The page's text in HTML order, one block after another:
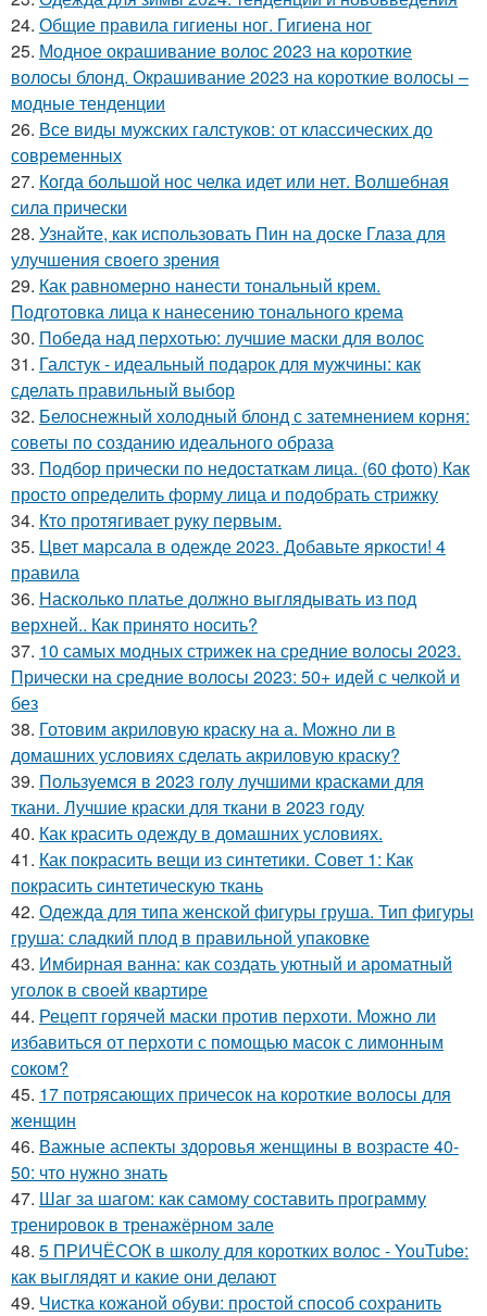
24. Общие правила гигиены ног. Гигиена ног
25. Модное окрашивание волос 2023 на короткие
волосы блонд. Окрашивание 2023 на короткие волосы –
модные тенденции
26. Все виды мужских галстуков: от классических до
современных
27. Когда большой нос челка идет или нет. Волшебная
сила прически
28. Узнайте, как использовать Пин на доске Глаза для
улучшения своего зрения
29. Как равномерно нанести тональный крем.
Подготовка лица к нанесению тонального крема
30. Победа над перхотью: лучшие маски для волос
31. Галстук - идеальный подарок для мужчины: как
сделать правильный выбор
32. Белоснежный холодный блонд с затемнением корня:
советы по созданию идеального образа
33. Подбор прически по недостаткам лица. (60 фото) Как
просто определить форму лица и подобрать стрижку
34. Кто протягивает руку первым.
35. Цвет марсала в одежде 2023. Добавьте яркости! 4
правила
36. Насколько платье должно выглядывать из под
верхней.. Как принято носить?
37. 10 самых модных стрижек на средние волосы 2023.
Прически на средние волосы 2023: 50+ идей с челкой и
без
38. Готовим акриловую краску на а. Можно ли в
домашних условиях сделать акриловую краску?
39. Пользуемся в 2023 голу лучшими красками для
ткани. Лучшие краски для ткани в 2023 году
40. Как красить одежду в домашних условиях.
41. Как покрасить вещи из синтетики. Совет 1: Как
покрасить синтетическую ткань
42. Одежда для типа женской фигуры груша. Тип фигуры
груша: сладкий плод в правильной упаковке
43. Имбирная ванна: как создать уютный и ароматный
уголок в своей квартире
44. Рецепт горячей маски против перхоти. Можно ли
избавиться от перхоти с помощью масок с лимонным
соком?
45. 17 потрясающих причесок на короткие волосы для
женщин
46. Важные аспекты здоровья женщины в возрасте 40-
50: что нужно знать
47. Шаг за шагом: как самому составить программу
тренировок в тренажёрном зале
48. 5 ПРИЧЁСОК в школу для коротких волос ‍- YouTube:
как выглядят и какие они делают
49. Чистка кожаной обуви: простой способ сохранить